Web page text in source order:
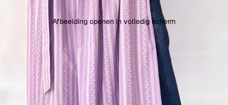
Afbeelding openen in volledig scherm